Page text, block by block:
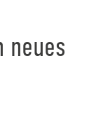
neues